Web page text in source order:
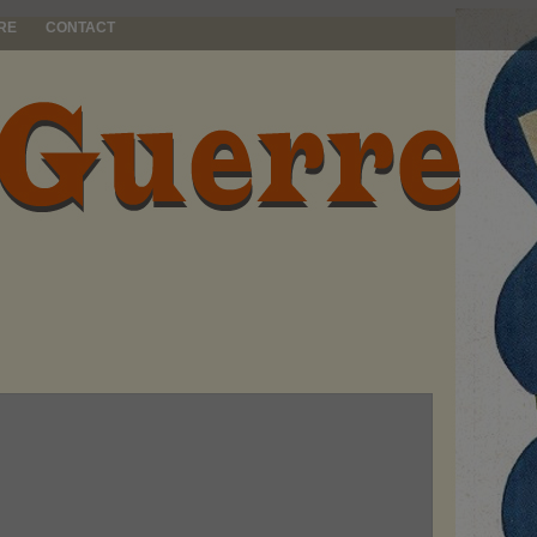
CONTACT